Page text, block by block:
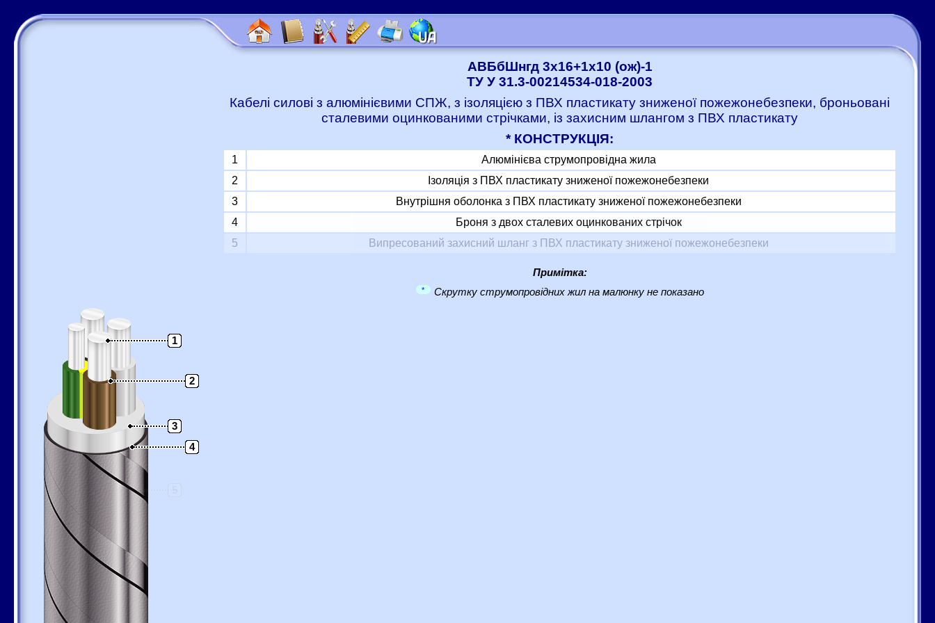
1
2
3
4
АВБбШнгд 3x16+1x10 (ож)-1
ТУ У 31.3-00214534-018-2003
Кабелі силові з алюмінієвими СПЖ, з ізоляцією з ПВХ пластикату зниженої пожежонебезпеки, броньовані
сталевими оцинкованими стрічками, із захисним шлангом з ПВХ пластикату
* КОНСТРУКЦІЯ:
1
Алюмінієва струмопровідна жила
2
Ізоляція з ПВХ пластикату зниженої пожежонебезпеки
3
Внутрішня оболонка з ПВХ пластикату зниженої пожежонебезпеки
4
Броня з двох сталевих оцинкованих стрічок
5
Випресований захисний шланг з ПВХ пластикату зниженої пожежонебезпеки
Примітка:
* Скрутку струмопровідних жил на малюнку не показано